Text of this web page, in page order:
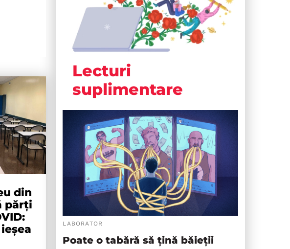
din
părți
Lecturi
suplimentare
LABORATOR
Poate o tabără să țină băieții